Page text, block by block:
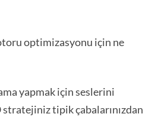
optimizasyonu için ne
yapmak için seslerini
stratejiniz tipik çabalarınızdan